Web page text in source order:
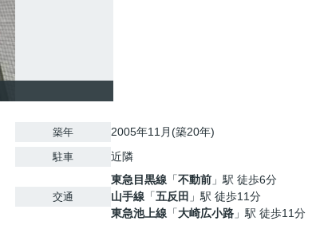
築年 2005年11月(築20年)
駐車 近隣
交通
東急目黒線 「不動前 」駅 徒歩6分
山手線 「五反田 」駅 徒歩11分
東急池上線 「大崎広小路 」駅 徒歩11分